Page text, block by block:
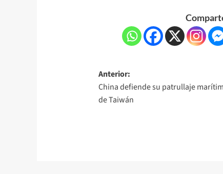
Anterior:
China defiende su patrullaje
de Taiwán